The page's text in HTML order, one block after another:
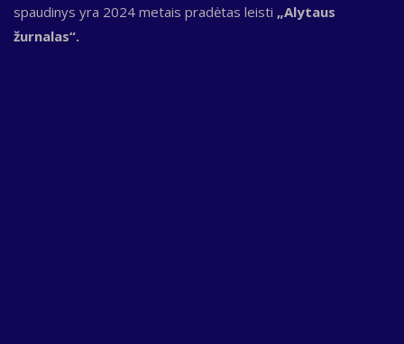
spaudinys yra 2024 metais pradėtas leisti „Alytaus
žurnalas“.